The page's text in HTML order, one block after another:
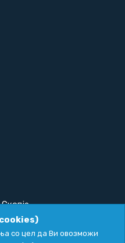
со цел да Ви овозможи